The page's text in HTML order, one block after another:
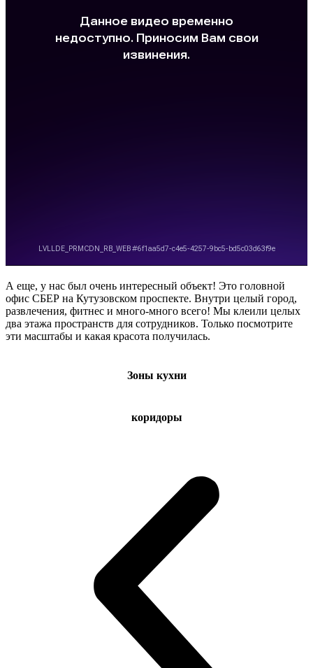
А еще, у нас был очень интересный объект! Это головной
офис СБЕР на Кутузовском проспекте. Внутри целый город,
развлечения, фитнес и много-много всего! Мы клеили целых
два этажа пространств для сотрудников. Только посмотрите
эти масштабы и какая красота получилась.
Зоны кухни
коридоры